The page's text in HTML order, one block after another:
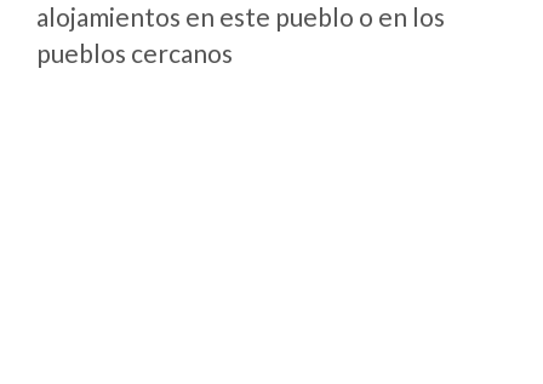
alojamientos en este pueblo o en los
pueblos cercanos